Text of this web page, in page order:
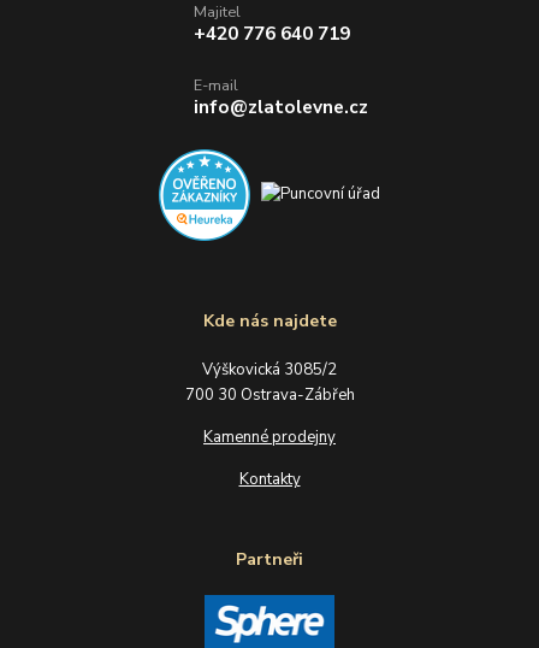
Kde nás najdete
Výškovická 3085/2
700 30 Ostrava-Zábřeh
Kamenné prodejny
Kontakty
Partneři
Majitel
+420 776 640 719
E-mail
info@zlatolevne.cz